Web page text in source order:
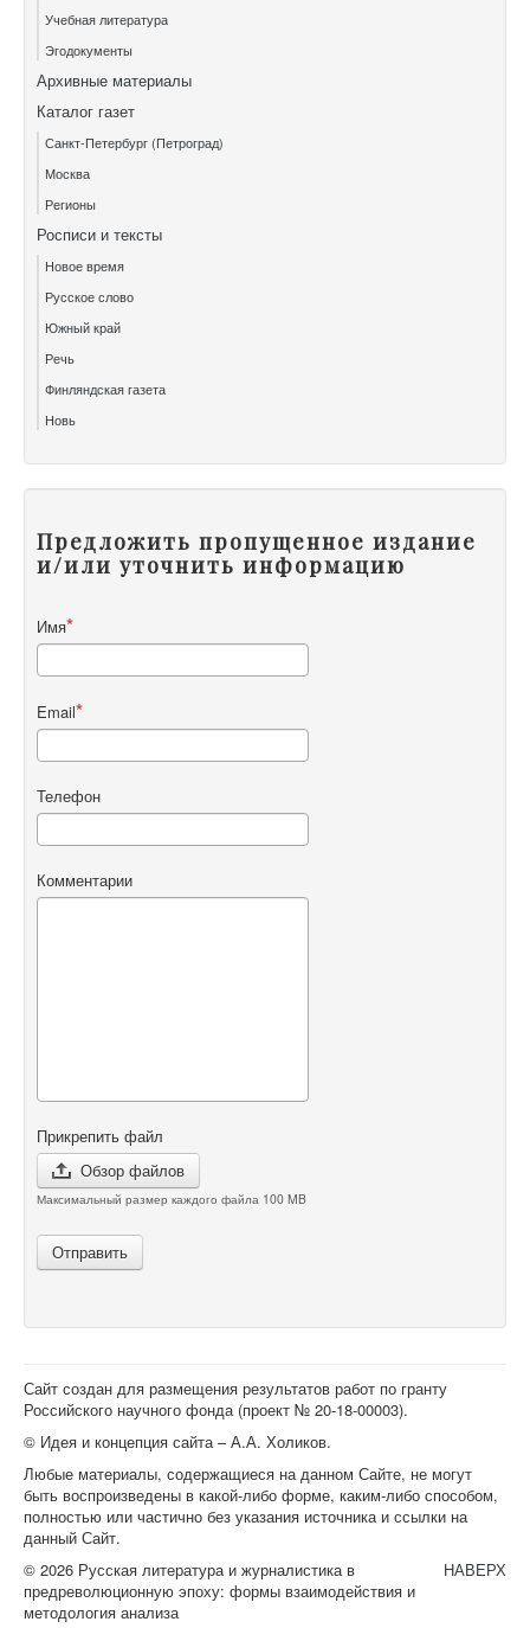
Учебная литература
Эгодокументы
Архивные материалы
Каталог газет
Санкт-Петербург (Петроград)
Москва
Регионы
Росписи и тексты
Новое время
Русское слово
Южный край
Речь
Финляндская газета
Новь
Предложить пропущенное издание
и/или уточнить информацию
Имя
Email
Телефон
Комментарии
Прикрепить файл
Обзор файлов
Максимальный размер каждого файла 100 MB
Отправить
Сайт создан для размещения результатов работ по гранту
Российского научного фонда (проект № 20-18-00003).
© Идея и концепция сайта – А.А. Холиков.
Любые материалы, содержащиеся на данном Сайте, не могут
быть воспроизведены в какой-либо форме, каким-либо способом,
полностью или частично без указания источника и ссылки на
данный Сайт.
НАВЕРХ
© 2026 Русская литература и журналистика в
предреволюционную эпоху: формы взаимодействия и
методология анализа